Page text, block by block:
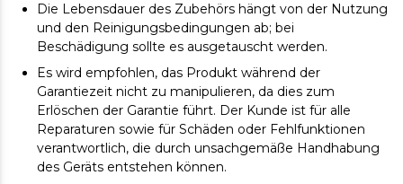
Die Lebensdauer des Zubehörs hängt von der Nutzung
und den Reinigungsbedingungen ab; bei
Beschädigung sollte es ausgetauscht werden.
Es wird empfohlen, das Produkt während der
Garantiezeit nicht zu manipulieren, da dies zum
Erlöschen der Garantie führt. Der Kunde ist für alle
Reparaturen sowie für Schäden oder Fehlfunktionen
verantwortlich, die durch unsachgemäße Handhabung
des Geräts entstehen können.